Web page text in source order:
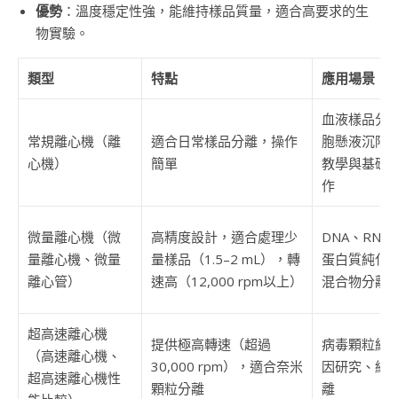
優勢：溫度穩定性強，能維持樣品質量，適合高要求的生
物實驗。
類型 特點 應用場景
常規離心機（離
心機）
適合日常樣品分離，操作
簡單
血液樣品分
胞懸液沉降
教學與基礎
作
微量離心機（微
量離心機、微量
離心管）
高精度設計，適合處理少
量樣品（1.5–2 mL），轉
速高（12,000 rpm以上）
DNA、RNA
蛋白質純化
混合物分離
超高速離心機
（高速離心機、
超高速離心機性
提供極高轉速（超過
30,000 rpm），適合奈米
顆粒分離
病毒顆粒純
因研究、細
離